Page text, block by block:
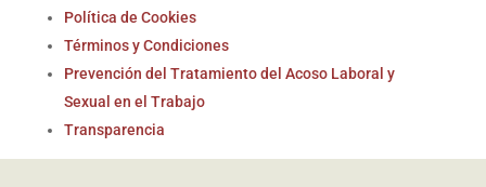
Política de Cookies
Términos y Condiciones
Prevención del Tratamiento del Acoso Laboral y
Sexual en el Trabajo
Transparencia